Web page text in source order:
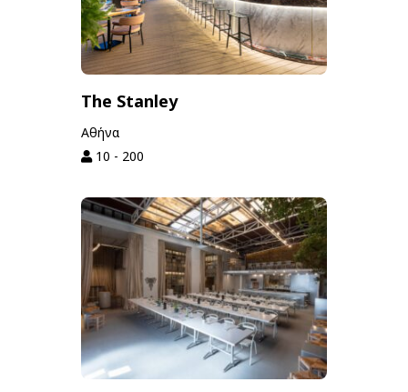
The Stanley
Αθήνα
10 - 200